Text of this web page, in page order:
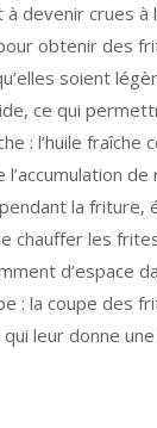
devenir crues à
obtenir des
soient
ce qui
: l’huile
l’accumulation
la
chauffer les
d’espace
: la coupe des
leur donne